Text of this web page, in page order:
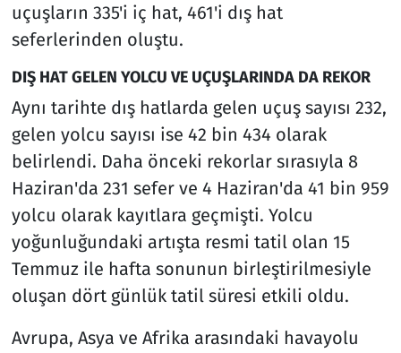
uçuşların 335'i iç hat, 461'i dış hat
seferlerinden oluştu.
DIŞ HAT GELEN YOLCU VE UÇUŞLARINDA DA REKOR
Aynı tarihte dış hatlarda gelen uçuş sayısı 232,
gelen yolcu sayısı ise 42 bin 434 olarak
belirlendi. Daha önceki rekorlar sırasıyla 8
Haziran'da 231 sefer ve 4 Haziran'da 41 bin 959
yolcu olarak kayıtlara geçmişti. Yolcu
yoğunluğundaki artışta resmi tatil olan 15
Temmuz ile hafta sonunun birleştirilmesiyle
oluşan dört günlük tatil süresi etkili oldu.
Avrupa, Asya ve Afrika arasındaki havayolu